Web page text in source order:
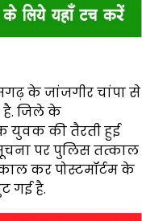
के जांजगीर चांपा से
जिले के
युवक की तैरती हुई
पर पुलिस तत्काल
कर पोस्टमॉर्टम के
गई है.